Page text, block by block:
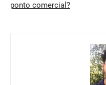
ponto comercial?